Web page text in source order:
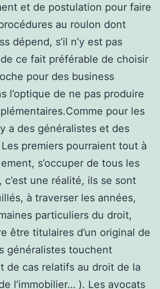
et de postulation pour faire
au roulon dont
dépend, s’il n’y est pas
ce fait préférable de choisir
pour des business
l’optique de ne pas produire
pour les
a des généralistes et des
premiers pourraient tout à
s’occuper de tous les
c’est une réalité, ils se sont
à traverser les années,
particuliers du droit,
être titulaires d’un original de
généralistes touchent
de cas relatifs au droit de la
l’immobilier… ). Les avocats